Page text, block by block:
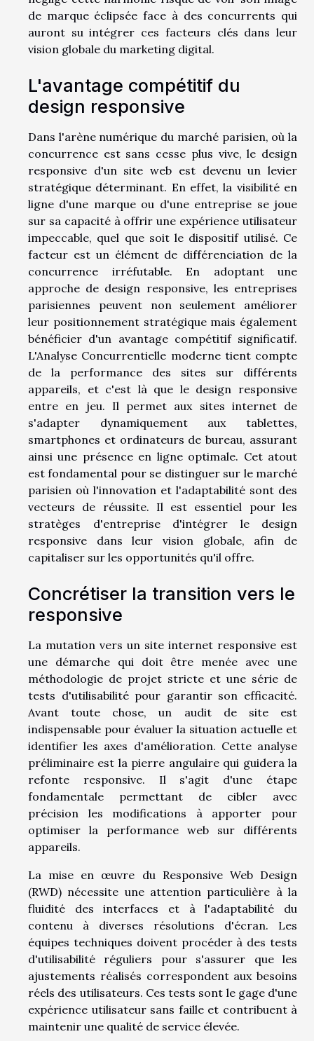
de marque éclipsée face à des concurrents qui
auront su intégrer ces facteurs clés dans leur
vision globale du marketing digital.
L'avantage compétitif du
design responsive
Dans l'arène numérique du marché parisien, où la
concurrence est sans cesse plus vive, le design
responsive d'un site web est devenu un levier
stratégique déterminant. En effet, la visibilité en
ligne d'une marque ou d'une entreprise se joue
sur sa capacité à offrir une expérience utilisateur
impeccable, quel que soit le dispositif utilisé. Ce
facteur est un élément de différenciation de la
concurrence irréfutable. En adoptant une
approche de design responsive, les entreprises
parisiennes peuvent non seulement améliorer
leur positionnement stratégique mais également
bénéficier d'un avantage compétitif significatif.
L'Analyse Concurrentielle moderne tient compte
de la performance des sites sur différents
appareils, et c'est là que le design responsive
entre en jeu. Il permet aux sites internet de
s'adapter dynamiquement aux tablettes,
smartphones et ordinateurs de bureau, assurant
ainsi une présence en ligne optimale. Cet atout
est fondamental pour se distinguer sur le marché
parisien où l'innovation et l'adaptabilité sont des
vecteurs de réussite. Il est essentiel pour les
stratèges d'entreprise d'intégrer le design
responsive dans leur vision globale, afin de
capitaliser sur les opportunités qu'il offre.
Concrétiser la transition vers le
responsive
La mutation vers un site internet responsive est
une démarche qui doit être menée avec une
méthodologie de projet stricte et une série de
tests d'utilisabilité pour garantir son efficacité.
Avant toute chose, un audit de site est
indispensable pour évaluer la situation actuelle et
identifier les axes d'amélioration. Cette analyse
préliminaire est la pierre angulaire qui guidera la
refonte responsive. Il s'agit d'une étape
fondamentale permettant de cibler avec
précision les modifications à apporter pour
optimiser la performance web sur différents
appareils.
La mise en œuvre du Responsive Web Design
(RWD) nécessite une attention particulière à la
fluidité des interfaces et à l'adaptabilité du
contenu à diverses résolutions d'écran. Les
équipes techniques doivent procéder à des tests
d'utilisabilité réguliers pour s'assurer que les
ajustements réalisés correspondent aux besoins
réels des utilisateurs. Ces tests sont le gage d'une
expérience utilisateur sans faille et contribuent à
maintenir une qualité de service élevée.